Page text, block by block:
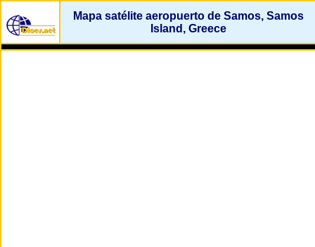
Mapa satélite aeropuerto de Samos, Samos
Island, Greece